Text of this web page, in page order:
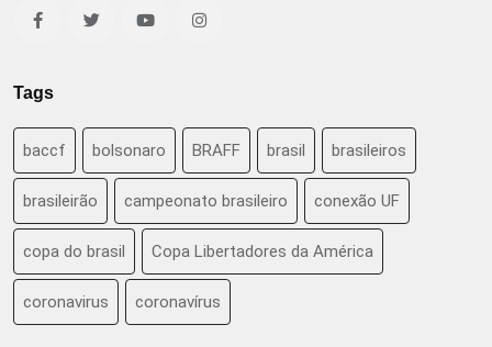
Tags
baccf bolsonaro BRAFF brasil brasileiros
brasileirão campeonato brasileiro conexão UF
copa do brasil Copa Libertadores da América
coronavirus coronavírus